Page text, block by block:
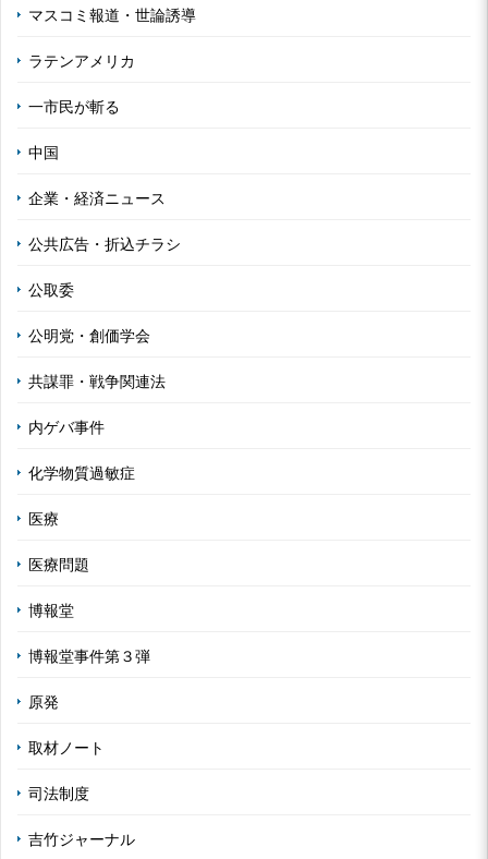
マスコミ報道・世論誘導
ラテンアメリカ
一市民が斬る
中国
企業・経済ニュース
公共広告・折込チラシ
公取委
公明党・創価学会
共謀罪・戦争関連法
内ゲバ事件
化学物質過敏症
医療
医療問題
博報堂
博報堂事件第３弾
原発
取材ノート
司法制度
吉竹ジャーナル